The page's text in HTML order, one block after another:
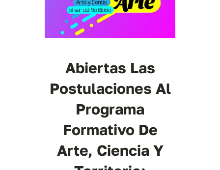
Abiertas Las
Postulaciones Al
Programa
Formativo De
Arte, Ciencia Y